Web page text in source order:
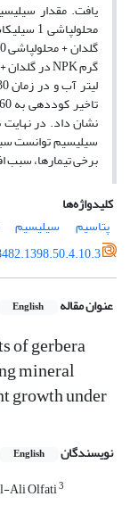
سیلیسیم توانست
برخی تیمارها،
کلیدواژه‌ها
پتاسیم
سیلیسیم
عنوان مقاله English
of gerbera
‎mineral
growth under
نویسندگان English
Ali Olfati3